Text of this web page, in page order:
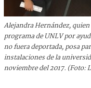
Alejandra Hernández, quien
programa de UNLV por
no fuera deportada, posa
instalaciones de la
noviembre del 2017. (Foto: